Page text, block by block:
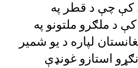
کې چې د قطر په
د ملګرو ملتونو په
لپاره د یو شمیر
استازو غونډې